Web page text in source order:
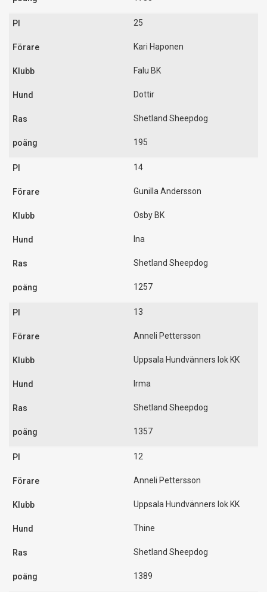
25
Kari Haponen
Falu BK
Dottir
Shetland Sheepdog
195
14
Gunilla Andersson
Osby BK
Ina
Shetland Sheepdog
1257
13
Anneli Pettersson
Uppsala Hundvänners lok KK
Irma
Shetland Sheepdog
1357
12
Anneli Pettersson
Uppsala Hundvänners lok KK
Thine
Shetland Sheepdog
1389